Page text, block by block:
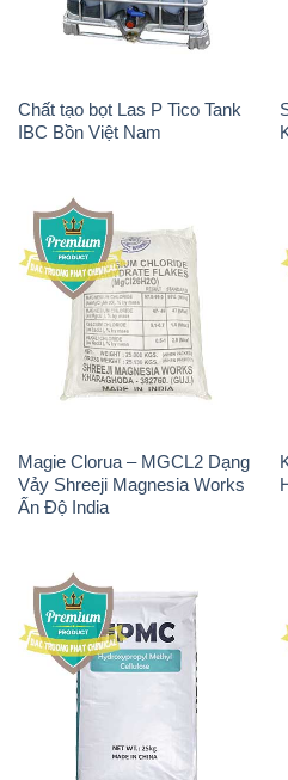
Magie Clorua – MGCL2 Dạng
Vảy Shreeji Magnesia Works
Ấn Độ India
Chất Tạo Đặc HPMC –
Hydroxypropyl Methyl
Cellulose Trung Quốc China